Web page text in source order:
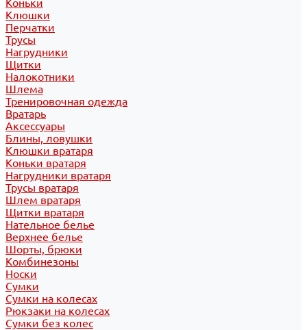
Коньки
Клюшки
Перчатки
Трусы
Нагрудники
Щитки
Налокотники
Шлема
Тренировочная одежда
Вратарь
Аксессуары
Блины, ловушки
Клюшки вратаря
Коньки вратаря
Нагрудники вратаря
Трусы вратаря
Шлем вратаря
Щитки вратаря
Нательное белье
Верхнее белье
Шорты, брюки
Комбинезоны
Носки
Сумки
Сумки на колесах
Рюкзаки на колесах
Сумки без колес